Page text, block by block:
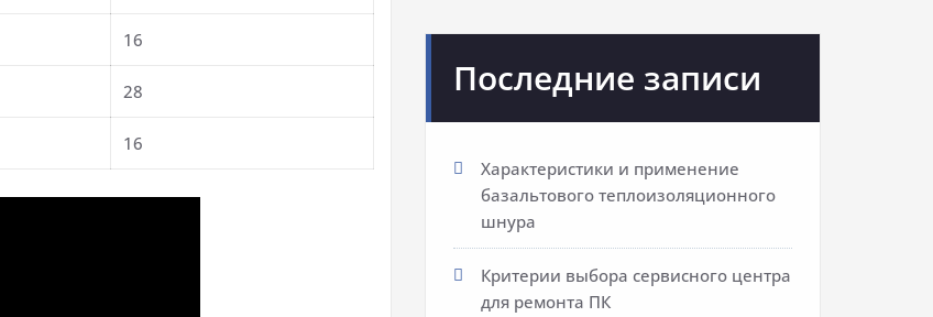
16
28
16
Последние записи
Характеристики и применение
базальтового теплоизоляционного
шнура
Критерии выбора сервисного центра
для ремонта ПК